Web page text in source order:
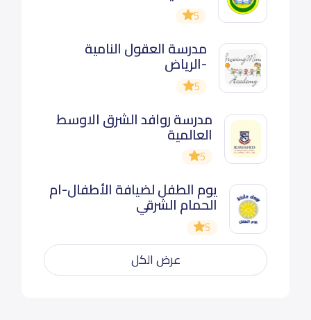
5
مدرسة العقول النامية
-الرياض
5
مدرسة روافد الشرق الاوسط
العالمية
5
يوم الطفل لضيافة الأطفال-ام
الحمام الشرقي
5
عرض الكل